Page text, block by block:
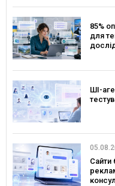
85%
для
ШІ-
Сайти